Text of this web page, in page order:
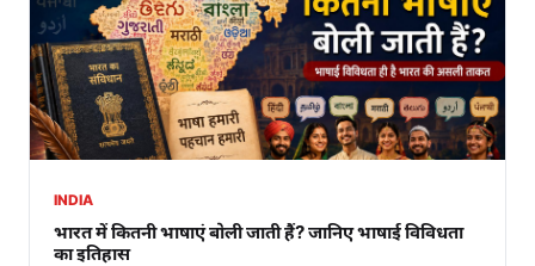
INDIA
भारत में कितनी भाषाएं बोली जाती हैं? जानिए भाषाई विविधता
का इतिहास